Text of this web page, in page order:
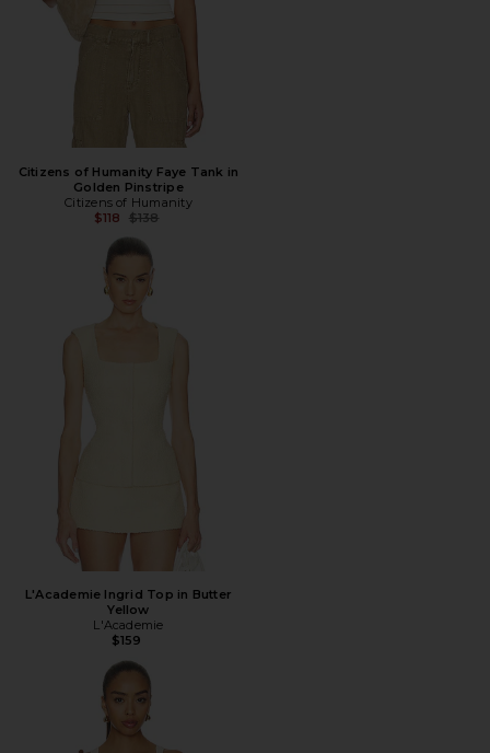
Citizens of Humanity Faye Tank in
Golden Pinstripe
Citizens of Humanity
$118
Предыдущая цена:
$138
L'Academie Ingrid Top in Butter
Yellow
L'Academie
$159